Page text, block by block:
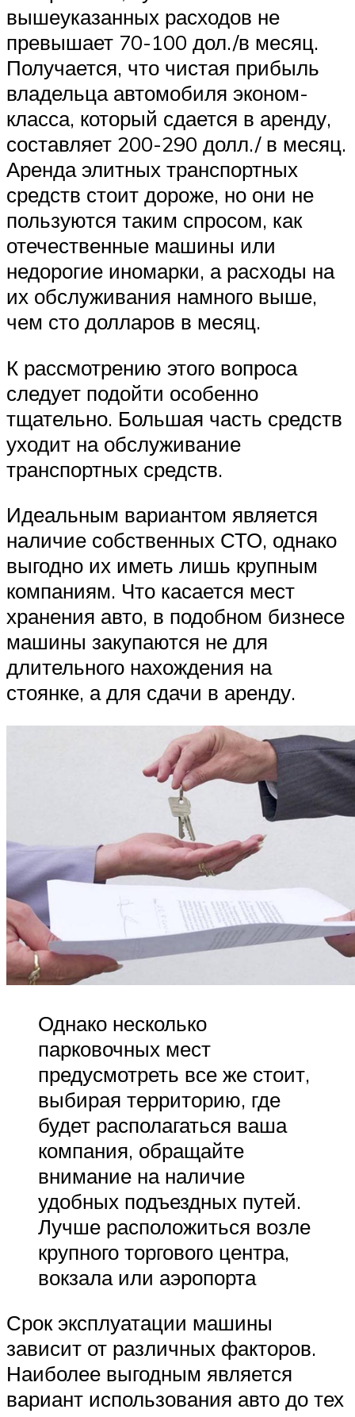
вышеуказанных расходов не
превышает 70-100 дол./в месяц.
Получается, что чистая прибыль
владельца автомобиля эконом-
класса, который сдается в аренду,
составляет 200-290 долл./ в месяц.
Аренда элитных транспортных
средств стоит дороже, но они не
пользуются таким спросом, как
отечественные машины или
недорогие иномарки, а расходы на
их обслуживания намного выше,
чем сто долларов в месяц.
К рассмотрению этого вопроса
следует подойти особенно
тщательно. Большая часть средств
уходит на обслуживание
транспортных средств.
Идеальным вариантом является
наличие собственных СТО, однако
выгодно их иметь лишь крупным
компаниям. Что касается мест
хранения авто, в подобном бизнесе
машины закупаются не для
длительного нахождения на
стоянке, а для сдачи в аренду.
Однако несколько
парковочных мест
предусмотреть все же стоит,
выбирая территорию, где
будет располагаться ваша
компания, обращайте
внимание на наличие
удобных подъездных путей.
Лучше расположиться возле
крупного торгового центра,
вокзала или аэропорта
Срок эксплуатации машины
зависит от различных факторов.
Наиболее выгодным является
вариант использования авто до тех